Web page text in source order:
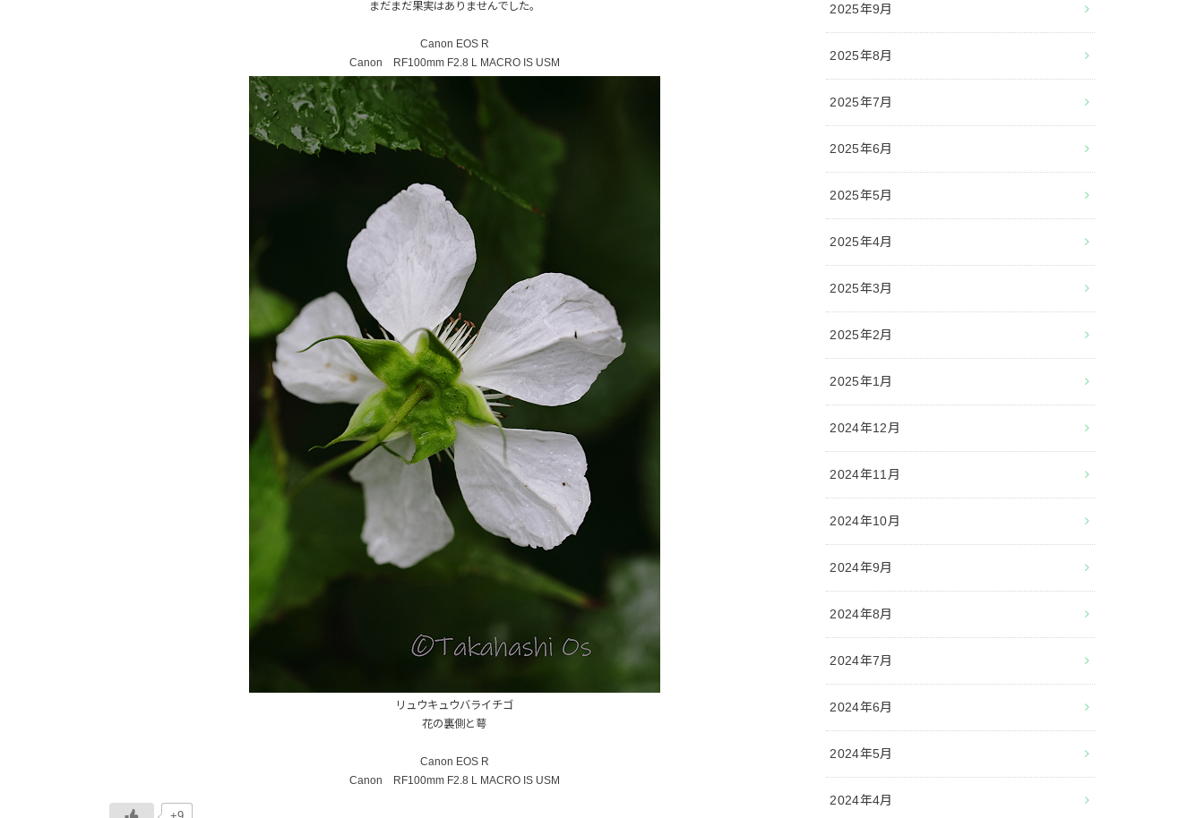
まだまだ果実はありませんでした。
Canon EOS R
Canon RF100mm F2.8 L MACRO IS USM
リュウキュウバライチゴ
花の裏側と萼
Canon EOS R
Canon RF100mm F2.8 L MACRO IS USM
2025年9月
2025年8月
2025年7月
2025年6月
2025年5月
2025年4月
2025年3月
2025年2月
2025年1月
2024年12月
2024年11月
2024年10月
2024年9月
2024年8月
2024年7月
2024年6月
2024年5月
2024年4月